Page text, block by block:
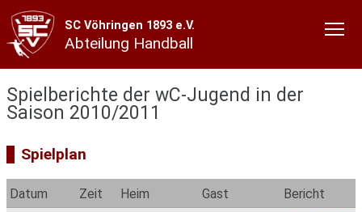
SC Vöhringen 1893 e.V.
Abteilung Handball
Spielberichte der wC-Jugend in der
Saison 2010/2011
Spielplan
Datum Zeit Heim Gast
Bericht